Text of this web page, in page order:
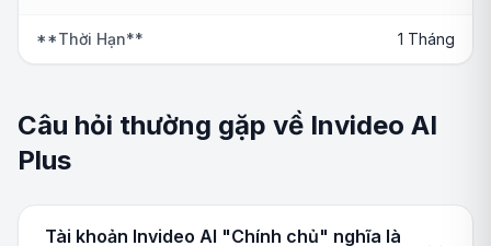
**Thời Hạn** 1 Tháng
Câu hỏi thường gặp về Invideo AI
Plus
Tài khoản Invideo AI "Chính chủ" nghĩa là